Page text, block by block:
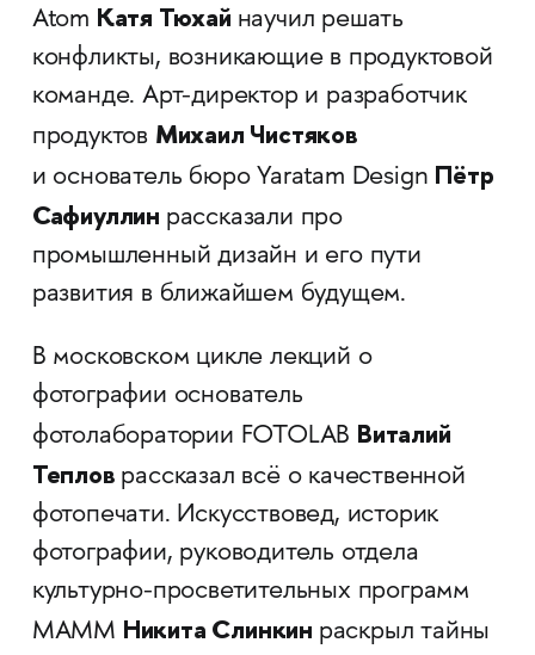
Atom Катя Тюхай научил решать
конфликты, возникающие в продуктовой
команде. Арт-директор и разработчик
продуктов Михаил Чистяков
и основатель бюро Yaratam Design Пётр
Сафиуллин рассказали про
промышленный дизайн и его пути
развития в ближайшем будущем.
В московском цикле лекций о
фотографии основатель
фотолаборатории FOTOLAB Виталий
Теплов рассказал всё о качественной
фотопечати. Искусствовед, историк
фотографии, руководитель отдела
культурно-просветительных программ
МАММ Никита Слинкин раскрыл тайны